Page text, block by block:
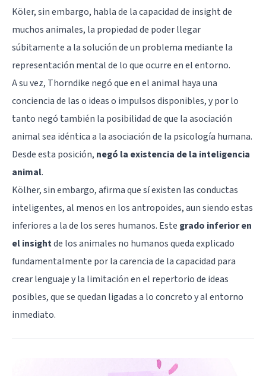
Köler, sin embargo, habla de la capacidad de insight de
muchos animales, la propiedad de poder llegar
súbitamente a la solución de un problema mediante la
representación mental de lo que ocurre en el entorno.
A su vez, Thorndike negó que en el animal haya una
conciencia de las o ideas o impulsos disponibles, y por lo
tanto negó también la posibilidad de que la asociación
animal sea idéntica a la asociación de la psicología humana.
Desde esta posición, negó la existencia de la inteligencia
animal.
Kölher, sin embargo, afirma que sí existen las conductas
inteligentes, al menos en los antropoides, aun siendo estas
inferiores a la de los seres humanos. Este grado inferior en
el insightde los animales no humanos queda explicado
fundamentalmente por la carencia de la capacidad para
crear lenguaje y la limitación en el repertorio de ideas
posibles, que se quedan ligadas a lo concreto y al entorno
inmediato.